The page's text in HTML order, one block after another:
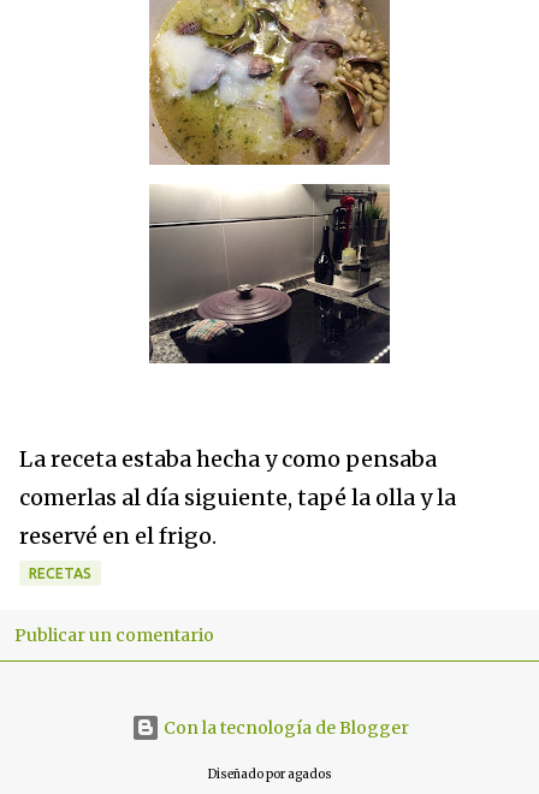
La receta estaba hecha y como pensaba
comerlas al día siguiente, tapé la olla y la
reservé en el frigo.
RECETAS
C
Publicar un comentario
Con la tecnología de Blogger
Diseñado por agados